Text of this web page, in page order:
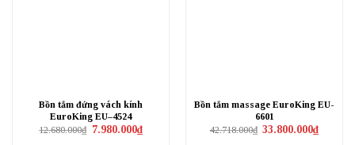
Bồn tắm đứng vách kính
EuroKing EU–4524
12.680.000₫ Giá
7.980.000₫Giá
hiện
Bồn tắm massage EuroKing EU-
6601
42.718.000₫ Giá
33.800.000₫Giá
hiện